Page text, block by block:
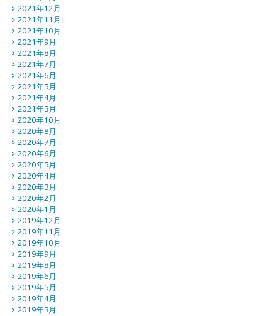
2021年12月
2021年11月
2021年10月
2021年9月
2021年8月
2021年7月
2021年6月
2021年5月
2021年4月
2021年3月
2020年10月
2020年8月
2020年7月
2020年6月
2020年5月
2020年4月
2020年3月
2020年2月
2020年1月
2019年12月
2019年11月
2019年10月
2019年9月
2019年8月
2019年6月
2019年5月
2019年4月
2019年3月